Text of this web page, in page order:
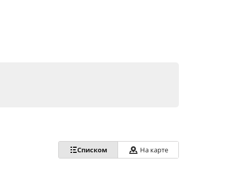
Списком На карте